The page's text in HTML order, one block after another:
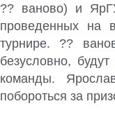
?? ваново) и
проведенных на
турнире. ??
безусловно,
команды.
побороться за